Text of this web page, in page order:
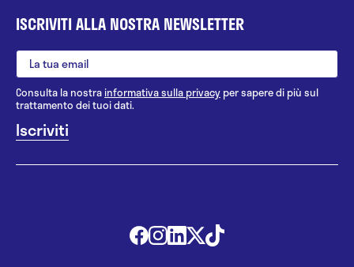
ISCRIVITI ALLA NOSTRA NEWSLETTER
Consulta la nostrainformativa sulla privacy per sapere di più sul
trattamento dei tuoi dati.